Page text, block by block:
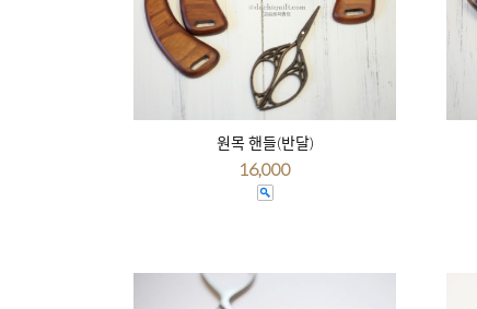
원목 핸들(반달)
16,000